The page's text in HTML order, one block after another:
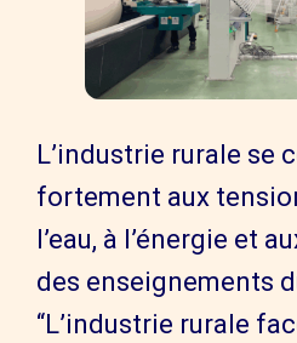
L’industrie rurale se
fortement aux
l’eau, à l’énergie et
des enseignements
“L’industrie rurale